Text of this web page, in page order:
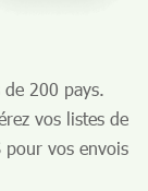
200 pays.
vos listes de
pour vos envois